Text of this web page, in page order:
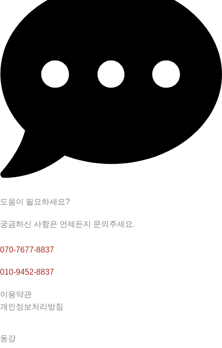
도움이 필요하세요?
궁금하신 사항은 언제든지 문의주세요.
070-7677-8837
010-9452-8837
이용약관
개인정보처리방침
동강